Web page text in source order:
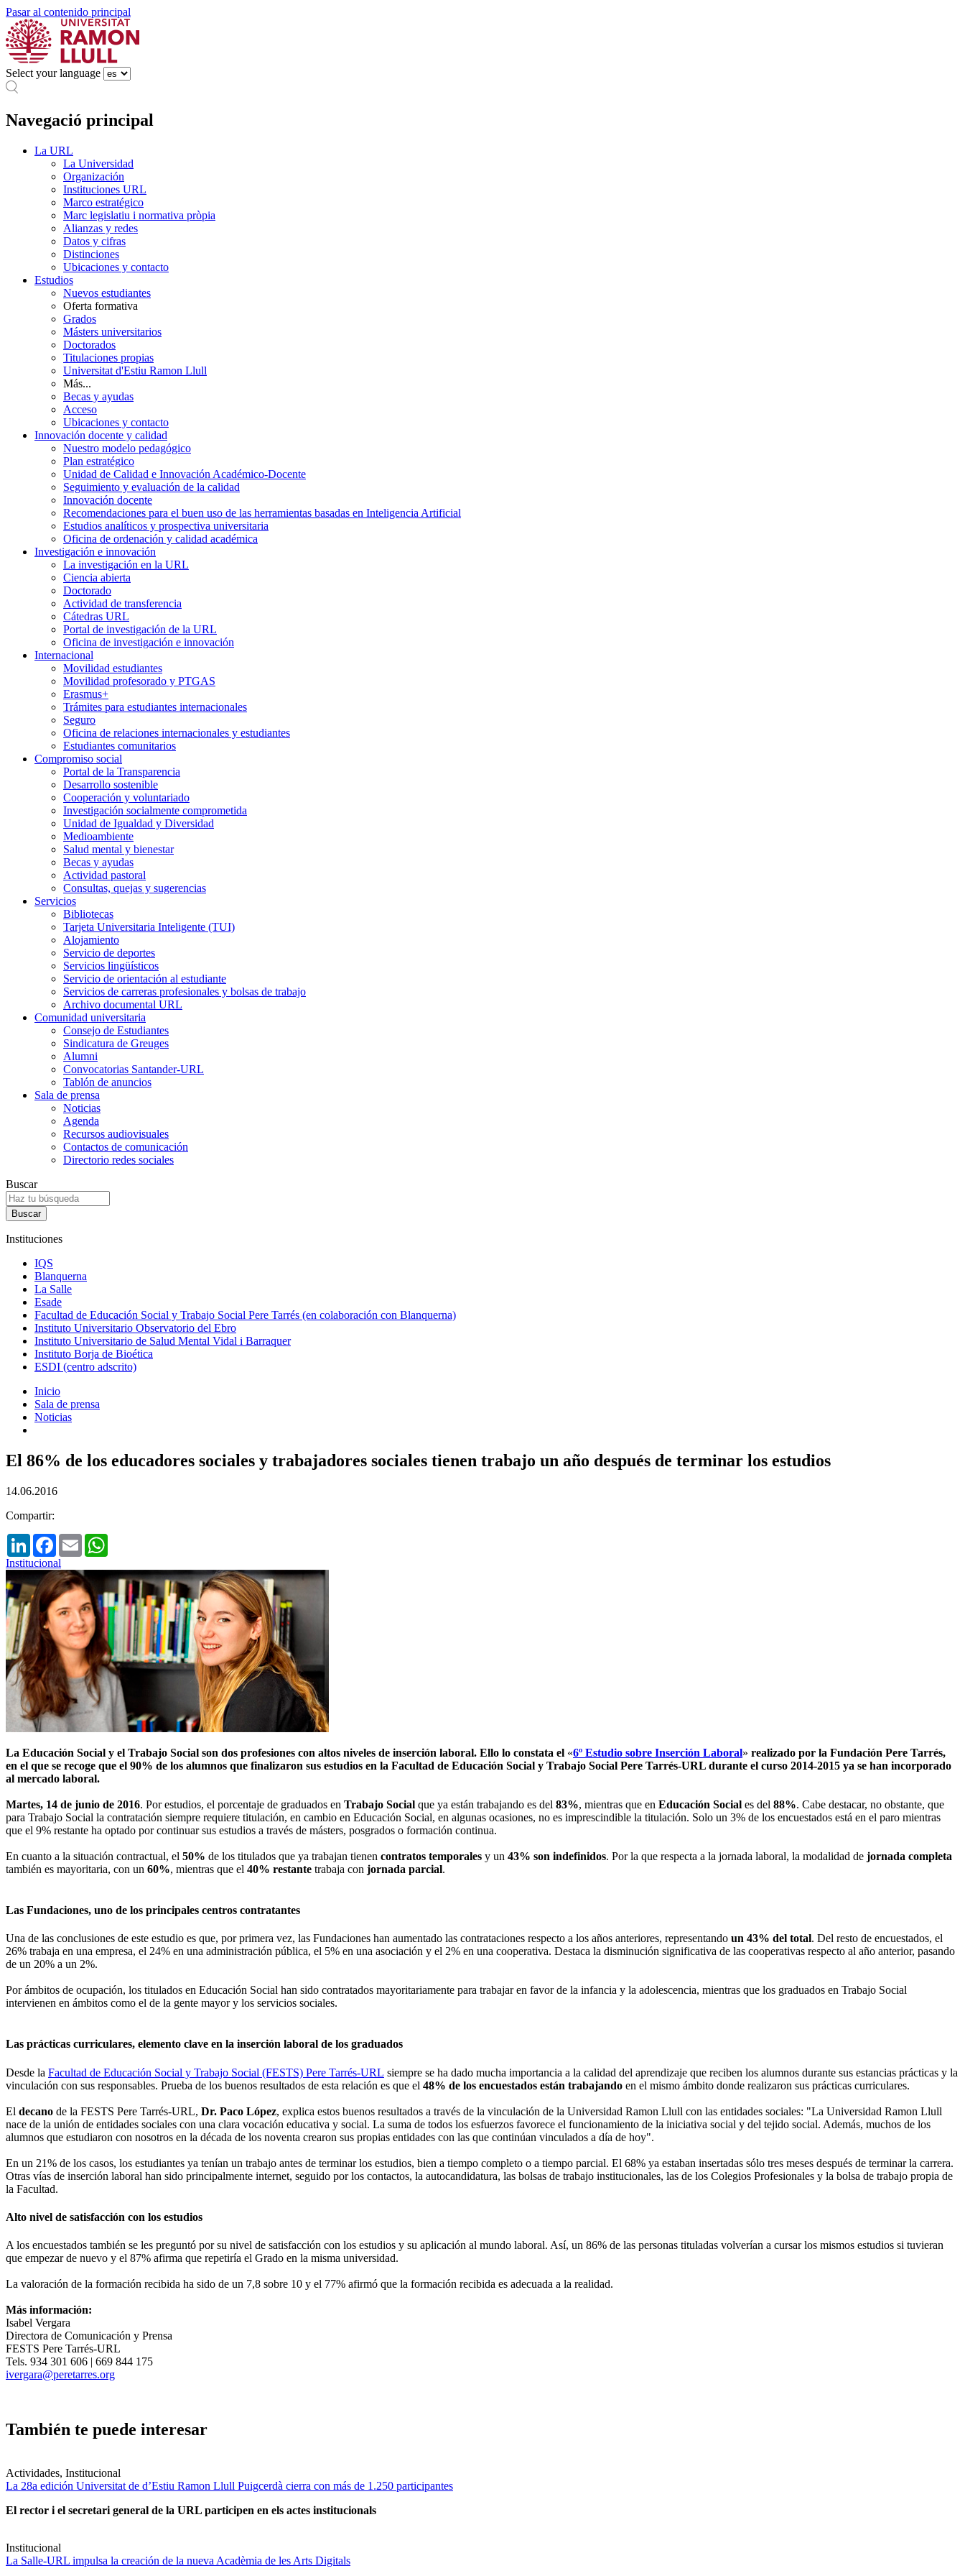
Pasar al contenido principal
Select your language
Navegació principal
La URL
La Universidad
Organización
Instituciones URL
Marco estratégico
Marc legislatiu i normativa pròpia
Alianzas y redes
Datos y cifras
Distinciones
Ubicaciones y contacto
Estudios
Nuevos estudiantes
Oferta formativa
Grados
Másters universitarios
Doctorados
Titulaciones propias
Universitat d'Estiu Ramon Llull
Más...
Becas y ayudas
Acceso
Ubicaciones y contacto
Innovación docente y calidad
Nuestro modelo pedagógico
Plan estratégico
Unidad de Calidad e Innovación Académico-Docente
Seguimiento y evaluación de la calidad
Innovación docente
Recomendaciones para el buen uso de las herramientas basadas en Inteligencia Artificial
Estudios analíticos y prospectiva universitaria
Oficina de ordenación y calidad académica
Investigación e innovación
La investigación en la URL
Ciencia abierta
Doctorado
Actividad de transferencia
Cátedras URL
Portal de investigación de la URL
Oficina de investigación e innovación
Internacional
Movilidad estudiantes
Movilidad profesorado y PTGAS
Erasmus+
Trámites para estudiantes internacionales
Seguro
Oficina de relaciones internacionales y estudiantes
Estudiantes comunitarios
Compromiso social
Portal de la Transparencia
Desarrollo sostenible
Cooperación y voluntariado
Investigación socialmente comprometida
Unidad de Igualdad y Diversidad
Medioambiente
Salud mental y bienestar
Becas y ayudas
Actividad pastoral
Consultas, quejas y sugerencias
Servicios
Bibliotecas
Tarjeta Universitaria Inteligente (TUI)
Alojamiento
Servicio de deportes
Servicios lingüísticos
Servicio de orientación al estudiante
Servicios de carreras profesionales y bolsas de trabajo
Archivo documental URL
Comunidad universitaria
Consejo de Estudiantes
Sindicatura de Greuges
Alumni
Convocatorias Santander-URL
Tablón de anuncios
Sala de prensa
Noticias
Agenda
Recursos audiovisuales
Contactos de comunicación
Directorio redes sociales
Buscar
Instituciones
IQS
Blanquerna
La Salle
Esade
Facultad de Educación Social y Trabajo Social Pere Tarrés (en colaboración con Blanquerna)
Instituto Universitario Observatorio del Ebro
Instituto Universitario de Salud Mental Vidal i Barraquer
Instituto Borja de Bioética
ESDI (centro adscrito)
Inicio
Sala de prensa
Noticias
El 86% de los educadores sociales y trabajadores sociales tienen trabajo un año después de terminar los estudios
14.06.2016
Compartir:
LinkedInFacebook
Email
Institucional
La Educación Social y el Trabajo Social son dos profesiones con altos niveles de inserción laboral. Ello lo constata el «6º Estudio sobre Inserción Laboral» realizado por la Fundación Pere Tarrés,
en el que se recoge que el 90% de los alumnos que finalizaron sus estudios en la Facultad de Educación Social y Trabajo Social Pere Tarrés-URL durante el curso 2014-2015 ya se han incorporado
al mercado laboral.
Martes, 14 de junio de 2016. Por estudios, el porcentaje de graduados en Trabajo Social que ya están trabajando es del 83%, mientras que en Educación Social es del 88%. Cabe destacar, no obstante, que
para Trabajo Social la contratación siempre requiere titulación, en cambio en Educación Social, en algunas ocasiones, no es imprescindible la titulación. Solo un 3% de los encuestados está en el paro mientras
que el 9% restante ha optado por continuar sus estudios a través de másters, posgrados o formación continua.
En cuanto a la situación contractual, el 50% de los titulados que ya trabajan tienen contratos temporales y un 43% son indefinidos. Por la que respecta a la jornada laboral, la modalidad de jornada completa
también es mayoritaria, con un 60%, mientras que el 40% restante trabaja con jornada parcial.
Las Fundaciones, uno de los principales centros contratantes
Una de las conclusiones de este estudio es que, por primera vez, las Fundaciones han aumentado las contrataciones respecto a los años anteriores, representando un 43% del total. Del resto de encuestados, el
26% trabaja en una empresa, el 24% en una administración pública, el 5% en una asociación y el 2% en una cooperativa. Destaca la disminución significativa de las cooperativas respecto al año anterior, pasando
de un 20% a un 2%.
Por ámbitos de ocupación, los titulados en Educación Social han sido contratados mayoritariamente para trabajar en favor de la infancia y la adolescencia, mientras que los graduados en Trabajo Social
intervienen en ámbitos como el de la gente mayor y los servicios sociales.
Las prácticas curriculares, elemento clave en la inserción laboral de los graduados
Desde la Facultad de Educación Social y Trabajo Social (FESTS) Pere Tarrés-URL siempre se ha dado mucha importancia a la calidad del aprendizaje que reciben los alumnos durante sus estancias prácticas y la
vinculación con sus responsables. Prueba de los buenos resultados de esta relación es que el 48% de los encuestados están trabajando en el mismo ámbito donde realizaron sus prácticas curriculares.
El decano de la FESTS Pere Tarrés-URL, Dr. Paco López, explica estos buenos resultados a través de la vinculación de la Universidad Ramon Llull con las entidades sociales: "La Universidad Ramon Llull
nace de la unión de entidades sociales con una clara vocación educativa y social. La suma de todos los esfuerzos favorece el funcionamiento de la iniciativa social y del tejido social. Además, muchos de los
alumnos que estudiaron con nosotros en la década de los noventa crearon sus propias entidades con las que continúan vinculados a día de hoy".
En un 21% de los casos, los estudiantes ya tenían un trabajo antes de terminar los estudios, bien a tiempo completo o a tiempo parcial. El 68% ya estaban insertadas sólo tres meses después de terminar la carrera.
Otras vías de inserción laboral han sido principalmente internet, seguido por los contactos, la autocandidatura, las bolsas de trabajo institucionales, las de los Colegios Profesionales y la bolsa de trabajo propia de
la Facultad.
Alto nivel de satisfacción con los estudios
A los encuestados también se les preguntó por su nivel de satisfacción con los estudios y su aplicación al mundo laboral. Así, un 86% de las personas tituladas volverían a cursar los mismos estudios si tuvieran
que empezar de nuevo y el 87% afirma que repetiría el Grado en la misma universidad.
La valoración de la formación recibida ha sido de un 7,8 sobre 10 y el 77% afirmó que la formación recibida es adecuada a la realidad.
Más información:
Isabel Vergara
Directora de Comunicación y Prensa
FESTS Pere Tarrés-URL
Tels. 934 301 606 | 669 844 175
ivergara@peretarres.org
También te puede interesar
Actividades, Institucional
La 28a edición Universitat de d’Estiu Ramon Llull Puigcerdà cierra con más de 1.250 participantes
El rector i el secretari general de la URL participen en els actes institucionals
Institucional
La Salle-URL impulsa la creación de la nueva Acadèmia de les Arts Digitals